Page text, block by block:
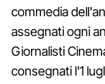
commedia
assegnati ogni
Giornalisti
consegnati l'1